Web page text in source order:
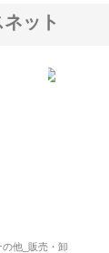
ット
の他_販売・卸